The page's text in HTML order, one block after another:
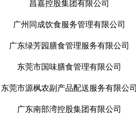
昌嘉控股集团有限公司
广州同成饮食服务管理有限公司
广东绿芳园膳食管理服务有限公司
东莞市国味膳食管理有限公司
东莞市源枫农副产品配送服务有限公司
广东南部湾控股集团有限公司